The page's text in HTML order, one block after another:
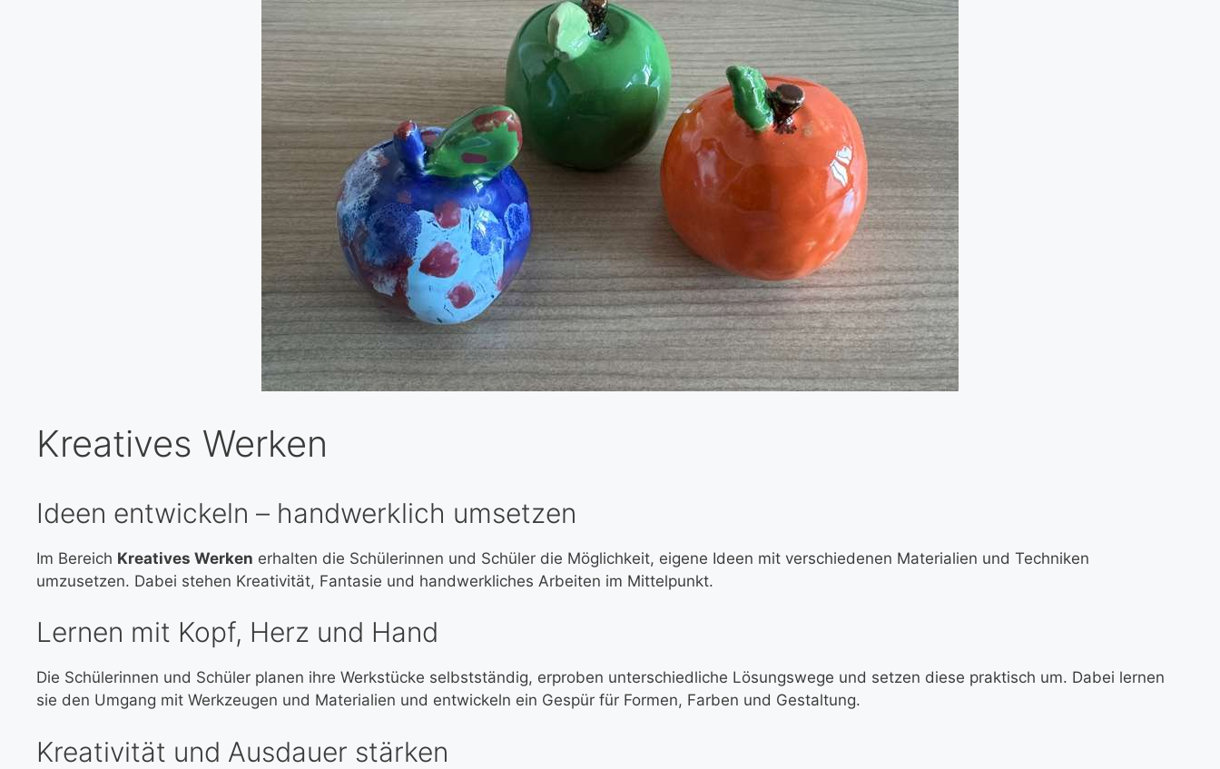
Kreatives Werken
Ideen entwickeln – handwerklich umsetzen
Im Bereich Kreatives Werken erhalten die Schülerinnen und Schüler die Möglichkeit, eigene Ideen mit verschiedenen Materialien und Techniken
umzusetzen. Dabei stehen Kreativität, Fantasie und handwerkliches Arbeiten im Mittelpunkt.
Lernen mit Kopf, Herz und Hand
Die Schülerinnen und Schüler planen ihre Werkstücke selbstständig, erproben unterschiedliche Lösungswege und setzen diese praktisch um. Dabei lernen
sie den Umgang mit Werkzeugen und Materialien und entwickeln ein Gespür für Formen, Farben und Gestaltung.
Kreativität und Ausdauer stärken